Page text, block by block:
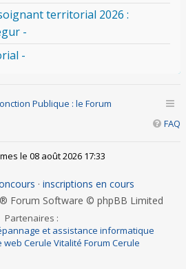
territorial 2026 :
-
-
Publique : le Forum
FAQ
le 08 août 2026 17:33
· inscriptions en cours
® Forum Software © phpBB Limited
Partenaires :
et assistance informatique
web Cerule Vitalité Forum Cerule